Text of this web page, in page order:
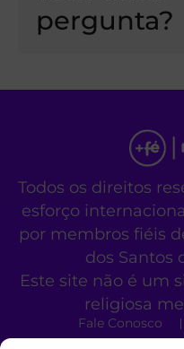
pergunta?
Todos os direitos
esforço
por membros fiéis
dos Santos
Este site não é um
religiosa
Fale Conosco